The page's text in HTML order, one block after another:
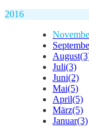
2016
August
Juli(3)
Juni(2)
Mai(5)
April(5)
März(5)
Januar(3)